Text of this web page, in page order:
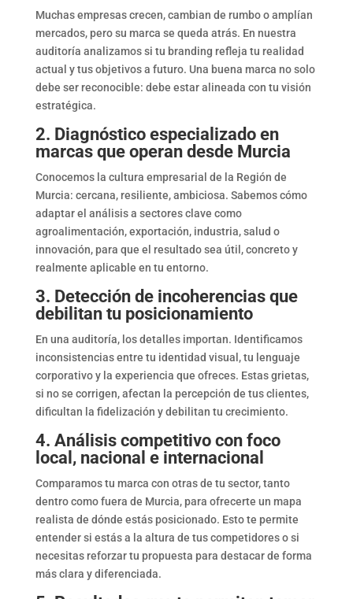
Muchas empresas crecen, cambian de rumbo o amplían
mercados, pero su marca se queda atrás. En nuestra
auditoría analizamos si tu branding refleja tu realidad
actual y tus objetivos a futuro. Una buena marca no solo
debe ser reconocible: debe estar alineada con tu visión
estratégica.
2. Diagnóstico especializado en
marcas que operan desde Murcia
Conocemos la cultura empresarial de la Región de
Murcia: cercana, resiliente, ambiciosa. Sabemos cómo
adaptar el análisis a sectores clave como
agroalimentación, exportación, industria, salud o
innovación, para que el resultado sea útil, concreto y
realmente aplicable en tu entorno.
3. Detección de incoherencias que
debilitan tu posicionamiento
En una auditoría, los detalles importan. Identificamos
inconsistencias entre tu identidad visual, tu lenguaje
corporativo y la experiencia que ofreces. Estas grietas,
si no se corrigen, afectan la percepción de tus clientes,
dificultan la fidelización y debilitan tu crecimiento.
4. Análisis competitivo con foco
local, nacional e internacional
Comparamos tu marca con otras de tu sector, tanto
dentro como fuera de Murcia, para ofrecerte un mapa
realista de dónde estás posicionado. Esto te permite
entender si estás a la altura de tus competidores o si
necesitas reforzar tu propuesta para destacar de forma
más clara y diferenciada.